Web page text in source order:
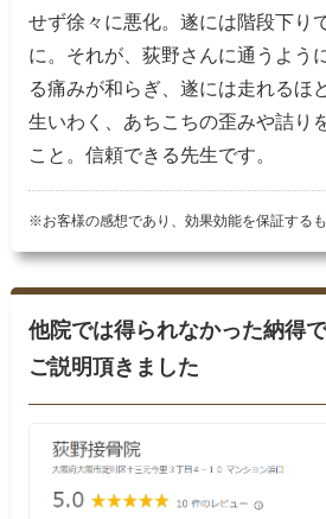
せず徐々に悪化。遂には階段下り
に。それが、荻野さんに通うよう
る痛みが和らぎ、遂には走れるほ
生いわく、あちこちの歪みや詰り
こと。信頼できる先生です。
※お客様の感想であり、効果効能を保証するも
他院では得られなかった納得
ご説明頂きました